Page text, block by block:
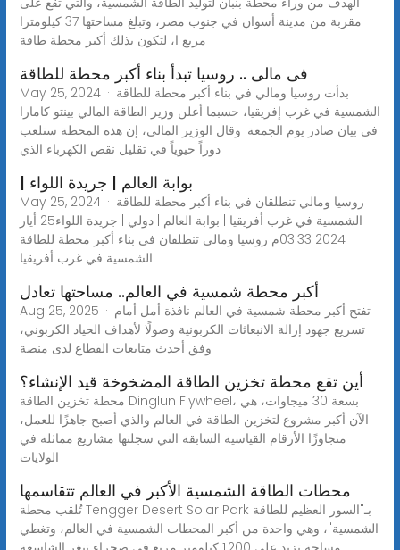
مقربة من مدينة أسوان في جنوب مصر، وتبلغ مساحتها 37 كيلومترا
مربع ا، لتكون بذلك أكبر محطة طاقة
فى مالى .. روسيا تبدأ بناء أكبر محطة للطاقة
May 25, 2024 · بدأت روسيا ومالي في بناء أكبر محطة للطاقة
الشمسية في غرب إفريقيا، حسبما أعلن وزير الطاقة المالي بينتو كامارا
في بيان صادر يوم الجمعة. وقال الوزير المالي، إن هذه المحطة ستلعب
دوراً حيوياً في تقليل نقص الكهرباء الذي
| بوابة العالم | جريدة اللواء
May 25, 2024 · روسيا ومالي تنطلقان في بناء أكبر محطة للطاقة
الشمسية في غرب أفريقيا | بوابة العالم | دولي | جريدة اللواء25 أيار
2024 03:33م روسيا ومالي تنطلقان في بناء أكبر محطة للطاقة
الشمسية في غرب أفريقيا
أكبر محطة شمسية في العالم.. مساحتها تعادل
Aug 25, 2025 · تفتح أكبر محطة شمسية في العالم نافذة أمل أمام
تسريع جهود إزالة الانبعاثات الكربونية وصولًا لأهداف الحياد الكربوني،
وفق أحدث متابعات القطاع لدى منصة
أين تقع محطة تخزين الطاقة المضخوخة قيد الإنشاء؟
محطة تخزين الطاقة Dinglun Flywheel، بسعة 30 ميجاوات، هي
الآن أكبر مشروع لتخزين الطاقة في العالم والذي أصبح جاهزًا للعمل،
متجاوزًا الأرقام القياسية السابقة التي سجلتها مشاريع مماثلة في
الولايات
محطات الطاقة الشمسية الأكبر في العالم تتقاسمها
تُلقب محطة Tengger Desert Solar Park بـ"السور العظيم للطاقة
الشمسية"، وهي واحدة من أكبر المحطات الشمسية في العالم، وتغطي